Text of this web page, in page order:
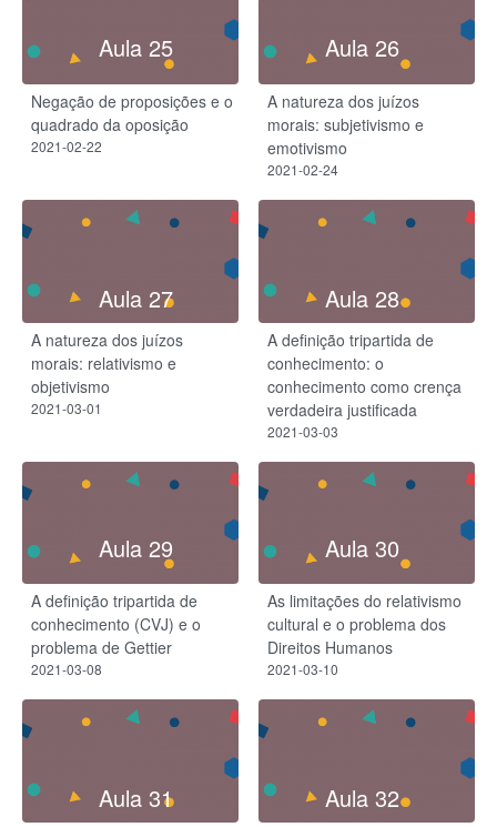
Aula 25
Negação de proposições e o
quadrado da oposição
2021-02-22
Aula 26
A natureza dos juízos
morais: subjetivismo e
emotivismo
2021-02-24
Aula 27
A natureza dos juízos
morais: relativismo e
objetivismo
2021-03-01
Aula 28
A definição tripartida de
conhecimento: o
conhecimento como crença
verdadeira justificada
2021-03-03
Aula 29
A definição tripartida de
conhecimento (CVJ) e o
problema de Gettier
2021-03-08
Aula 30
As limitações do relativismo
cultural e o problema dos
Direitos Humanos
2021-03-10
Aula 31 Aula 32